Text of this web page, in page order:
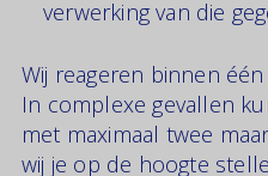
verwerking van die
Wij reageren binnen
In complexe gevallen
met maximaal twee
wij je op de hoogte